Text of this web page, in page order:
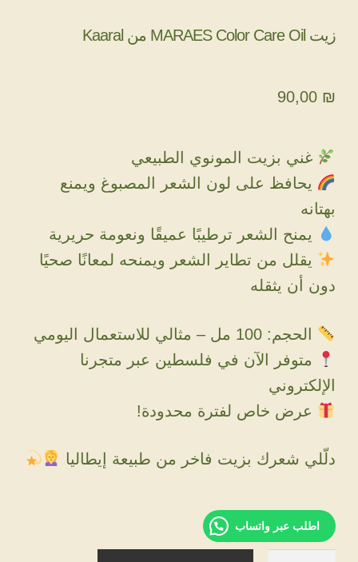
زيت MARAES Color Care Oil من Kaaral
90,00 ₪
غني بزيت المونوي الطبيعي
يحافظ على لون الشعر المصبوغ ويمنع
بهتانه
يمنح الشعر ترطيبًا عميقًا ونعومة حريرية
يقلل من تطاير الشعر ويمنحه لمعانًا صحيًا
دون أن يثقله
الحجم: 100 مل – مثالي للاستعمال اليومي
متوفر الآن في فلسطين عبر متجرنا
الإلكتروني
عرض خاص لفترة محدودة!
دلّلي شعرك بزيت فاخر من طبيعة إيطاليا
اطلب عبر واتساب